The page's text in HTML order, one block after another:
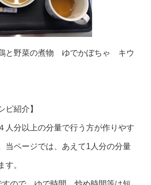
野菜の煮物 ゆでかぼちゃ キウ
ピ紹介】
人分以上の分量で行う方が作りやす
当ページでは、あえて1人分の分量
す。